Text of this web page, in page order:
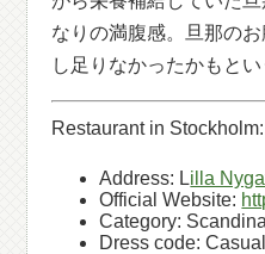
なりの満腹感。旦那の
し足りなかったかもとい
Restaurant in Stockholm:
Address: Lilla
Official Website:
Category:
Dress code: Casual